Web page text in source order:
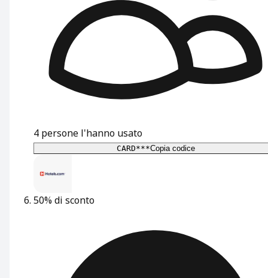
4 persone l'hanno usato
CARD***Copia codice
50% di sconto